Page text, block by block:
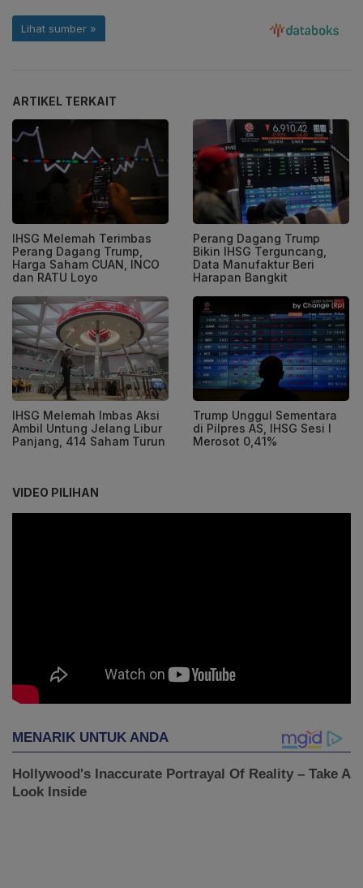
ARTIKEL TERKAIT
IHSG Melemah Terimbas
Perang Dagang Trump,
Harga Saham CUAN, INCO
dan RATU Loyo
Perang Dagang Trump
Bikin IHSG Terguncang,
Data Manufaktur Beri
Harapan Bangkit
IHSG Melemah Imbas Aksi
Ambil Untung Jelang Libur
Panjang, 414 Saham Turun
Trump Unggul Sementara
di Pilpres AS, IHSG Sesi I
Merosot 0,41%
VIDEO PILIHAN